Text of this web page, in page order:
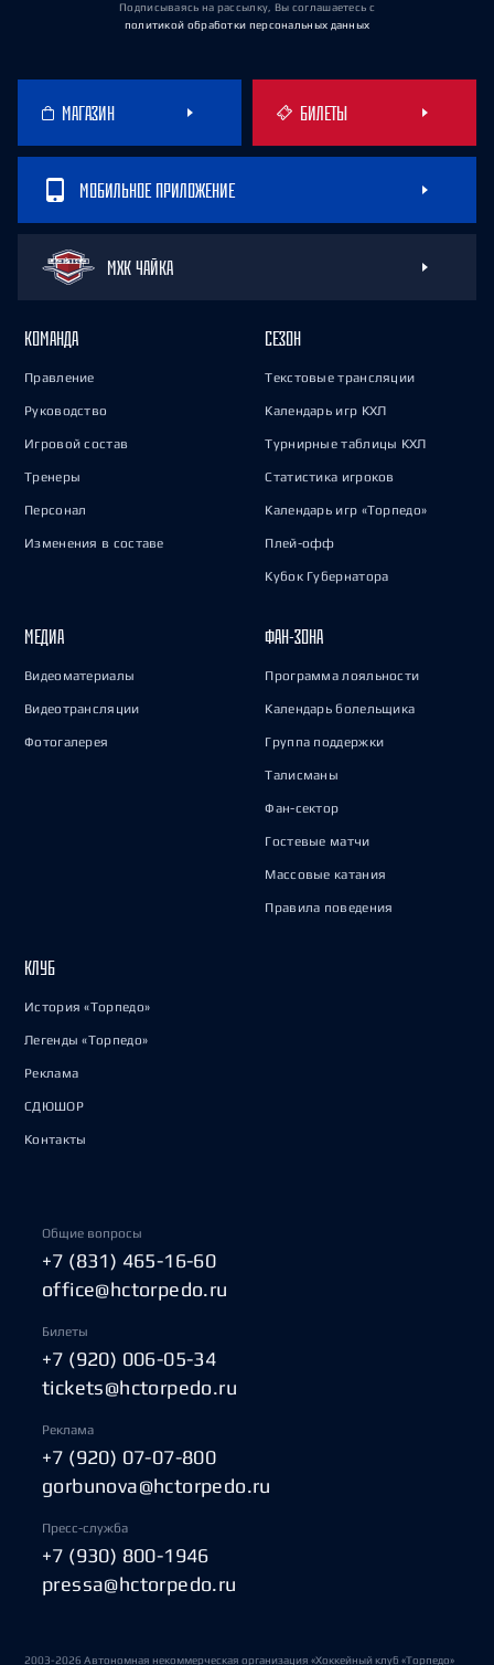
Подписываясь на рассылку, Вы соглашаетесь с
политикой обработки персональных данных
МАГАЗИН БИЛЕТЫ
МОБИЛЬНОЕ ПРИЛОЖЕНИЕ
МХК ЧАЙКА
КОМАНДА
Правление
Руководство
Игровой состав
Тренеры
Персонал
Изменения в составе
СЕЗОН
Текстовые трансляции
Календарь игр КХЛ
Турнирные таблицы КХЛ
Статистика игроков
Календарь игр «Торпедо»
Плей-офф
Кубок Губернатора
МЕДИА
Видеоматериалы
Видеотрансляции
Фотогалерея
ФАН-ЗОНА
Программа лояльности
Календарь болельщика
Группа поддержки
Талисманы
Фан-сектор
Гостевые матчи
Массовые катания
Правила поведения
КЛУБ
История «Торпедо»
Легенды «Торпедо»
Реклама
СДЮШОР
Контакты
Общие вопросы
+7 (831) 465-16-60
office@hctorpedo.ru
Билеты
+7 (920) 006-05-34
tickets@hctorpedo.ru
Реклама
+7 (920) 07-07-800
gorbunova@hctorpedo.ru
Пресс-служба
+7 (930) 800-1946
pressa@hctorpedo.ru
2003-2026 Автономная некоммерческая организация «Хоккейный клуб «Торпедо»